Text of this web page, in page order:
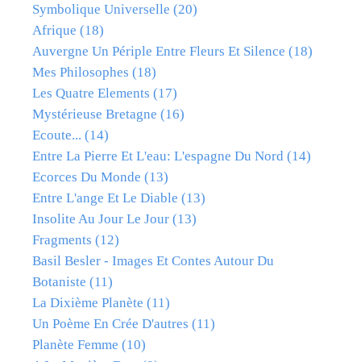
Symbolique Universelle (20)
Afrique (18)
Auvergne Un Périple Entre Fleurs Et Silence (18)
Mes Philosophes (18)
Les Quatre Elements (17)
Mystérieuse Bretagne (16)
Ecoute... (14)
Entre La Pierre Et L'eau: L'espagne Du Nord (14)
Ecorces Du Monde (13)
Entre L'ange Et Le Diable (13)
Insolite Au Jour Le Jour (13)
Fragments (12)
Basil Besler - Images Et Contes Autour Du
Botaniste (11)
La Dixième Planète (11)
Un Poème En Crée D'autres (11)
Planète Femme (10)